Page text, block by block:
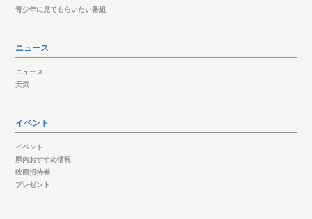
青少年に見てもらいたい番組
ニュース
ニュース
天気
イベント
イベント
県内おすすめ情報
映画招待券
プレゼント